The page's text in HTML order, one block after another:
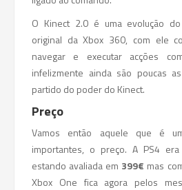
O Kinect 2.0 é uma evolução
original da Xbox 360, com ele
navegar e executar acções
infelizmente ainda são poucas
partido do poder do Kinect.
Preço
Vamos então aquele que é
importantes, o preço. A PS4
estando avaliada em 399€ mas
Xbox One fica agora pelos